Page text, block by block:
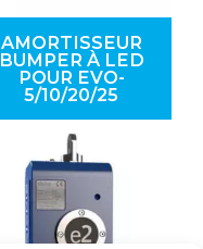
AMORTISSEUR
BUMPER À LED
POUR EVO-
5/10/20/25